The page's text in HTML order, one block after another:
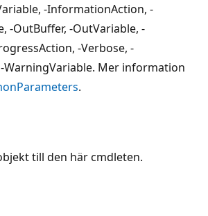
-InformationAction, -
-OutBuffer, -OutVariable, -
-Verbose, -
WarningVariable. Mer information
.
till den här cmdleten.